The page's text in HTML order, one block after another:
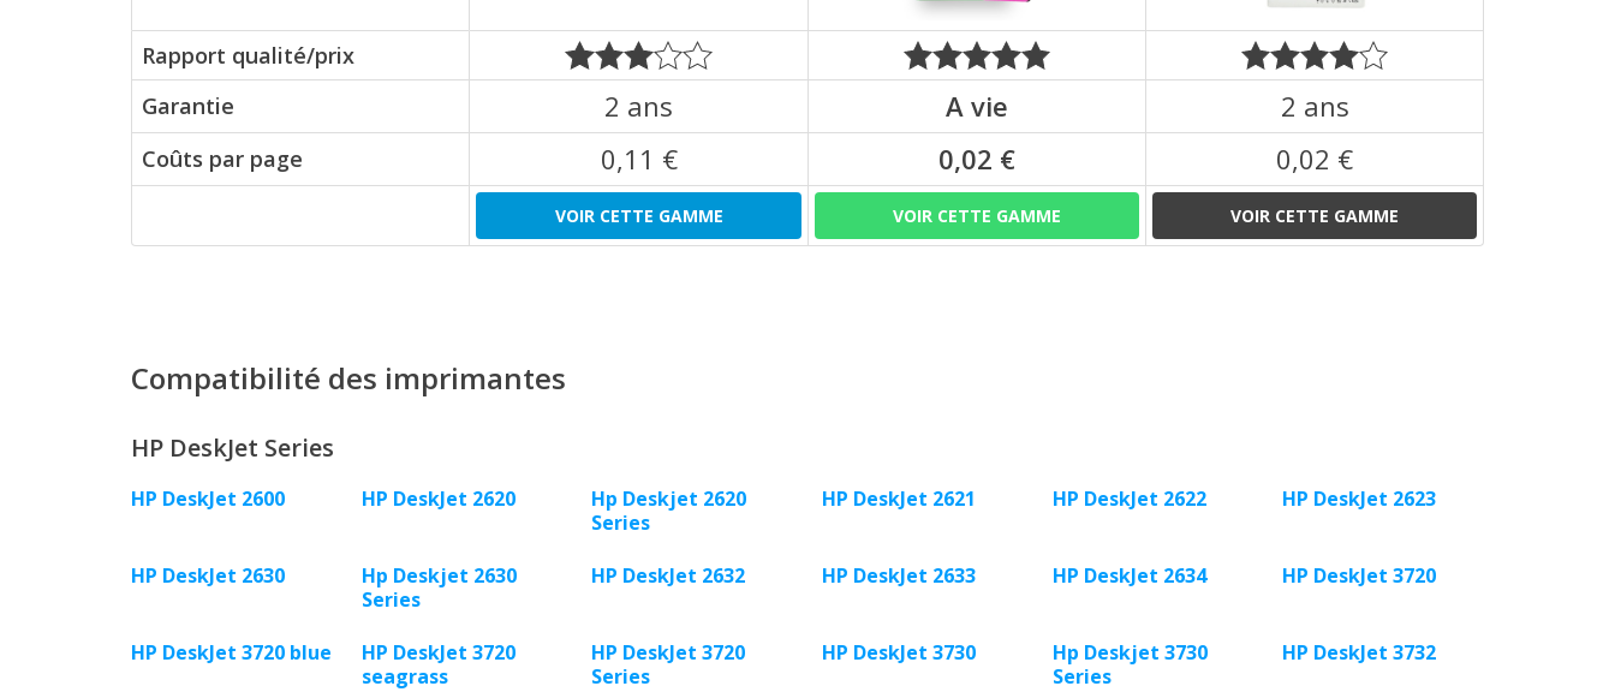
Rapport qualité/prix
Garantie
2 ans A vie 2 ans
Coûts par page 0,11 € 0,02 € 0,02 €
VOIR CETTE GAMME VOIR CETTE GAMME VOIR CETTE GAMME
Compatibilité des imprimantes
HP DeskJet Series
HP DeskJet 2600 HP DeskJet 2620
Hp Deskjet 2620
Series
HP DeskJet 2621 HP DeskJet 2622 HP DeskJet 2623
HP DeskJet 2630
Hp Deskjet 2630
Series
HP DeskJet 2632 HP DeskJet 2633 HP DeskJet 2634 HP DeskJet 3720
HP DeskJet 3720 blue
HP DeskJet 3720
seagrass
HP DeskJet 3720
Series
HP DeskJet 3730
Hp Deskjet 3730
Series
HP DeskJet 3732